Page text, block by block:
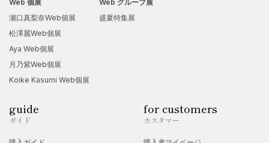
Web 個展
瀬口真梨奈Web個展
松澤麗Web個展
Aya Web個展
月乃紫Web個展
Koike Kasumi Web個展
Web グループ展
盛夏特集展
guide
ガイド
for customers
カスタマー